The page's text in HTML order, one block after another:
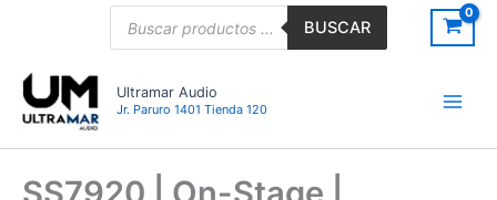
BUSCAR
Ultramar Audio
Jr. Paruro 1401 Tienda 120